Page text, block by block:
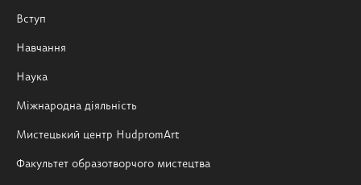
Вступ
Навчання
Наука
Міжнародна діяльність
Мистецький центр HudpromArt
Факультет образотворчого мистецтва